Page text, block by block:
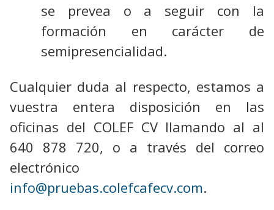
se prevea o a seguir con la
formación en carácter de
semipresencialidad.
Cualquier duda al respecto, estamos a
vuestra entera disposición en las
oficinas del COLEF CV llamando al al
640 878 720, o a través del correo
electrónico
info@pruebas.colefcafecv.com.